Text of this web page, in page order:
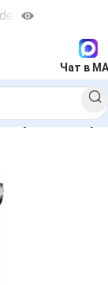
Чат в
Ruby